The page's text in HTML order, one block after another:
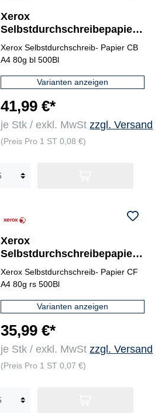
Xerox
Selbstdurchschreibepapier
Carbonless CB
Xerox Selbstdurchschreib- Papier CB
A4 80g bl 500Bl
Varianten anzeigen
41,99 €*
je Stk / exkl. MwStzzgl. Versand
(Preis Pro 1 ST 0,08 €)
Xerox
Selbstdurchschreibepapier
Carbonless CF
Xerox Selbstdurchschreib- Papier CF
A4 80g rs 500Bl
Varianten anzeigen
35,99 €*
je Stk / exkl. MwStzzgl. Versand
(Preis Pro 1 ST 0,07 €)